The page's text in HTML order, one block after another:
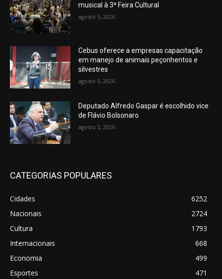
musical à 3ª Feira Cultural
agosto 5, 2026
Cebus oferece a empresas capacitação
em manejo de animais peçonhentos e
silvestres
agosto 5, 2026
Deputado Alfredo Gaspar é escolhido vice
de Flávio Bolsonaro
agosto 5, 2026
CATEGORIAS POPULARES
Cidades
6252
Nacionais
2724
Cultura
1793
Internacionais
668
Economia
499
Esportes
471